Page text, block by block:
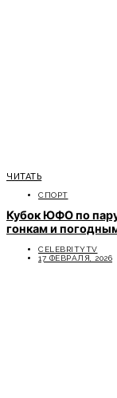
ЧИТАТЬ
СПОРТ
Кубок ЮФО по
гонкам и
CELEBRITYTV
17 ФЕВРАЛЯ, 2026